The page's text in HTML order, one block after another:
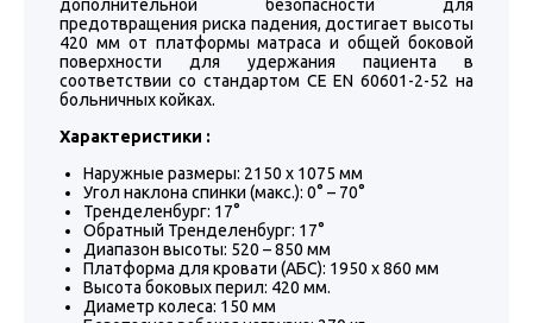
дополнительной безопасности для
предотвращения риска падения, достигает высоты
420 мм от платформы матраса и общей боковой
поверхности для удержания пациента в
соответствии со стандартом CE EN 60601-2-52 на
больничных койках.
Характеристики :
Наружные размеры: 2150 x 1075 мм
Угол наклона спинки (макс.): 0° – 70°
Тренделенбург: 17°
Обратный Тренделенбург: 17°
Диапазон высоты: 520 – 850 мм
Платформа для кровати (АБС): 1950 х 860 мм
Высота боковых перил: 420 мм.
Диаметр колеса: 150 мм